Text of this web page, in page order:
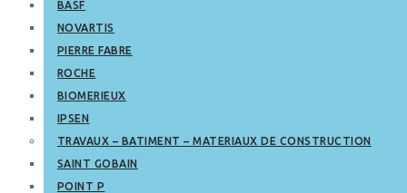
BASF
NOVARTIS
PIERRE FABRE
ROCHE
BIOMERIEUX
IPSEN
TRAVAUX – BATIMENT – MATERIAUX DE CONSTRUCTION
SAINT GOBAIN
POINT P